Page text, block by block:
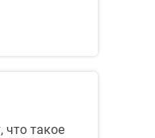
что такое